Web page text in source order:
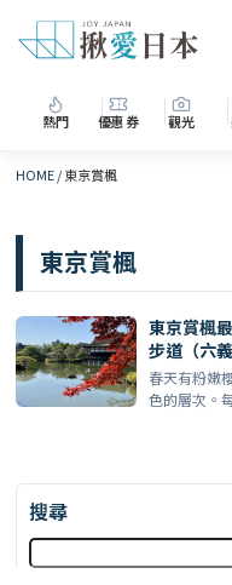
熱門 優惠券 觀光
HOME/東京賞楓
東京賞楓
東京賞楓
步道（六
苑、高尾
春天有粉嫩
色的層次。
搜尋